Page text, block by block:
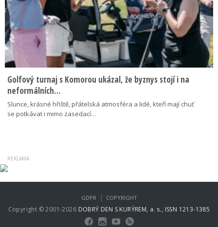
Golfový turnaj s Komorou ukázal, že byznys stojí i na
neformálních…
Slunce, krásné hřiště, přátelská atmosféra a lidé, kteří mají chuť
se potkávat i mimo zasedací…
Copyright © 2001-2026 DOBRÝ DEN S KURÝREM, a. s., ISSN 1213-1385
GDPR | COPYRIGHT